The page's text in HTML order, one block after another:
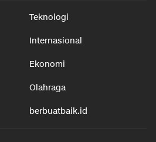
Teknologi
Internasional
Ekonomi
Olahraga
berbuatbaik.id